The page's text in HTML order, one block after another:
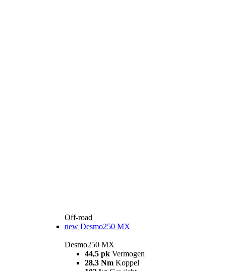
Off-road
new Desmo250 MX
Desmo250 MX
44,5 pk Vermogen
28,3 Nm Koppel